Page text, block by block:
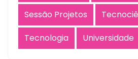
Sessão Projetos
Tecnologia
Universidade